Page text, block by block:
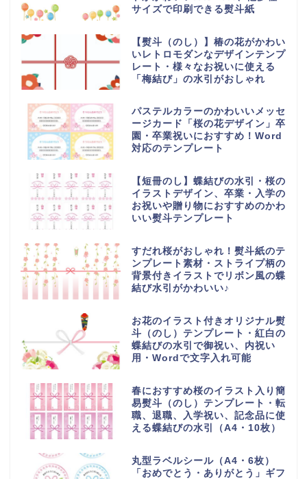
サイズで印刷できる熨斗紙
【熨斗（のし）】椿の花がかわい
いレトロモダンなデザインテンプ
レート・様々なお祝いに使える
「梅結び」の水引がおしゃれ
パステルカラーのかわいいメッセ
ージカード「桜の花デザイン」卒
園・卒業祝いにおすすめ！Word
対応のテンプレート
【短冊のし】蝶結びの水引・桜の
イラストデザイン、卒業・入学の
お祝いや贈り物におすすめのかわ
いい熨斗テンプレート
すだれ桜がおしゃれ！熨斗紙のテ
ンプレート素材・ストライプ柄の
背景付きイラストでリボン風の蝶
結び水引がかわいい♪
お花のイラスト付きオリジナル熨
斗（のし）テンプレート・紅白の
蝶結びの水引で御祝い、内祝い
用・Wordで文字入れ可能
春におすすめ桜のイラスト入り簡
易熨斗（のし）テンプレート・転
職、退職、入学祝い、記念品に使
える蝶結びの水引（A4・10枚）
丸型ラベルシール（A4・6枚）
「おめでとう・ありがとう」ギフ